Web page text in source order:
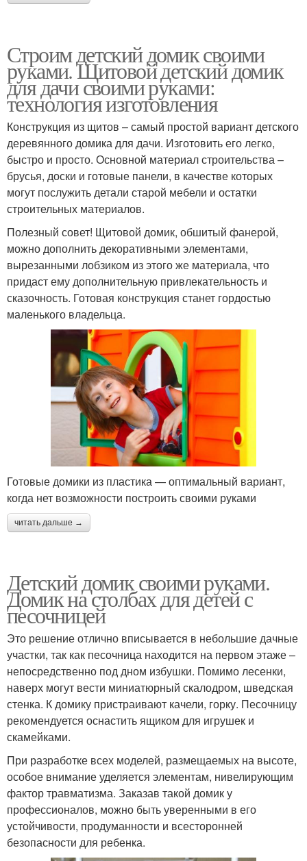
Строим детский домик своими
руками. Щитовой детский домик
для дачи своими руками:
технология изготовления
Конструкция из щитов – самый простой вариант детского
деревянного домика для дачи. Изготовить его легко,
быстро и просто. Основной материал строительства –
брусья, доски и готовые панели, в качестве которых
могут послужить детали старой мебели и остатки
строительных материалов.
Полезный совет! Щитовой домик, обшитый фанерой,
можно дополнить декоративными элементами,
вырезанными лобзиком из этого же материала, что
придаст ему дополнительную привлекательность и
сказочность. Готовая конструкция станет гордостью
маленького владельца.
Готовые домики из пластика — оптимальный вариант,
когда нет возможности построить своими руками
читать дальше →
Детский домик своими руками.
Домик на столбах для детей с
песочницей
Это решение отлично вписывается в небольшие дачные
участки, так как песочница находится на первом этаже –
непосредственно под дном избушки. Помимо лесенки,
наверх могут вести миниатюрный скалодром, шведская
стенка. К домику пристраивают качели, горку. Песочницу
рекомендуется оснастить ящиком для игрушек и
скамейками.
При разработке всех моделей, размещаемых на высоте,
особое внимание уделяется элементам, нивелирующим
фактор травматизма. Заказав такой домик у
профессионалов, можно быть уверенными в его
устойчивости, продуманности и всесторонней
безопасности для ребенка.